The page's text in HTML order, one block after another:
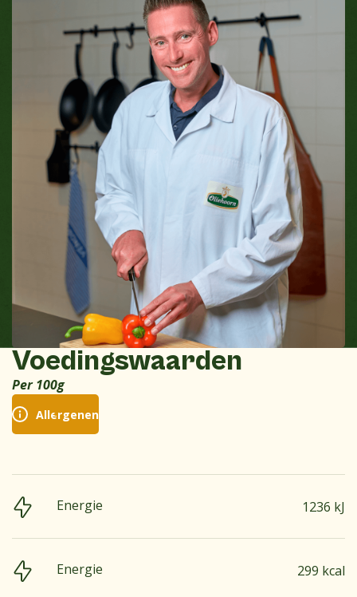
Voedingswaarden
Per 100g
Allergenen
Energie 1236 kJ
Energie 299 kcal